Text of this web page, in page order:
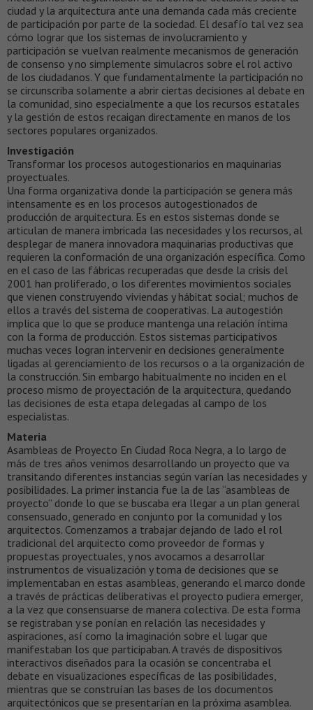
ciudad y la arquitectura ante una demanda cada más creciente
de participación por parte de la sociedad. El desafío tal vez sea
cómo lograr que los sistemas de involucramiento y
participación se vuelvan realmente mecanismos de generación
de consenso y no simplemente simulacros sobre el rol activo
de los ciudadanos. Y que fundamentalmente la participación no
se circunscriba solamente a abrir ciertas decisiones al debate en
la comunidad, sino especialmente a que los recursos estatales
y la gestión de estos recaigan directamente en manos de los
sectores populares organizados.
Investigación
Transformar los procesos autogestionarios en maquinarias
proyectuales.
Una forma organizativa donde la participación se genera más
intensamente es en los procesos autogestionados de
producción de arquitectura. Es en estos sistemas donde se
articulan de manera imbricada las necesidades y los recursos, al
desplegar de manera innovadora maquinarias productivas que
requieren la conformación de una organización específica. Como
en el caso de las fábricas recuperadas que desde la crisis del
2001 han proliferado, o los diferentes movimientos sociales
que vienen construyendo viviendas y hábitat social; muchos de
ellos a través del sistema de cooperativas. La autogestión
implica que lo que se produce mantenga una relación íntima
con la forma de producción. Estos sistemas participativos
muchas veces logran intervenir en decisiones generalmente
ligadas al gerenciamiento de los recursos o a la organización de
la construcción. Sin embargo habitualmente no inciden en el
proceso mismo de proyectación de la arquitectura, quedando
las decisiones de esta etapa delegadas al campo de los
especialistas.
Materia
Asambleas de Proyecto En Ciudad Roca Negra, a lo largo de
más de tres años venimos desarrollando un proyecto que va
transitando diferentes instancias según varían las necesidades y
posibilidades. La primer instancia fue la de las “asambleas de
proyecto” donde lo que se buscaba era llegar a un plan general
consensuado, generado en conjunto por la comunidad y los
arquitectos. Comenzamos a trabajar dejando de lado el rol
tradicional del arquitecto como proveedor de formas y
propuestas proyectuales, y nos avocamos a desarrollar
instrumentos de visualización y toma de decisiones que se
implementaban en estas asambleas, generando el marco donde
a través de prácticas deliberativas el proyecto pudiera emerger,
a la vez que consensuarse de manera colectiva. De esta forma
se registraban y se ponían en relación las necesidades y
aspiraciones, así como la imaginación sobre el lugar que
manifestaban los que participaban. A través de dispositivos
interactivos diseñados para la ocasión se concentraba el
debate en visualizaciones específicas de las posibilidades,
mientras que se construían las bases de los documentos
arquitectónicos que se presentarían en la próxima asamblea.